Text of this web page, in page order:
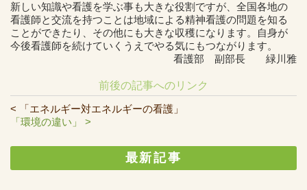
新しい知識や看護を学ぶ事も大きな役割ですが、全国各地の
看護師と交流を持つことは地域による精神看護の問題を知る
ことができたり、その他にも大きな収穫になります。自身が
今後看護師を続けていくうえでやる気にもつながります。
看護部 副部長 緑川雅
前後の記事へのリンク
< 「エネルギー対エネルギーの看護」
「環境の違い」 >
最新記事